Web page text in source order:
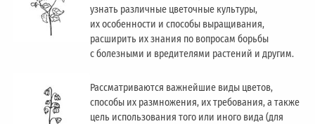
узнать различные цветочные культуры,
их особенности и способы выращивания,
расширить их знания по вопросам борьбы
с болезными и вредителями растений и другим.
Рассматриваются важнейшие виды цветов,
способы их размножения, их требования, а также
цель использования того или иного вида (для